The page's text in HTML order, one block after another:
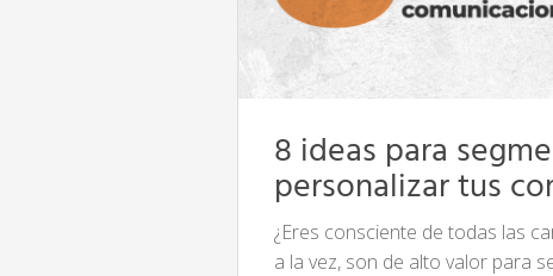
8 ideas para
personalizar tus
¿Eres consciente de todas las
a la vez, son de alto valor para